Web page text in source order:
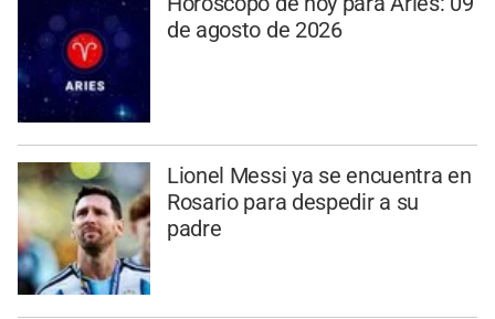
de agosto de 2026
Lionel Messi ya se encuentra en
Rosario para despedir a su
padre